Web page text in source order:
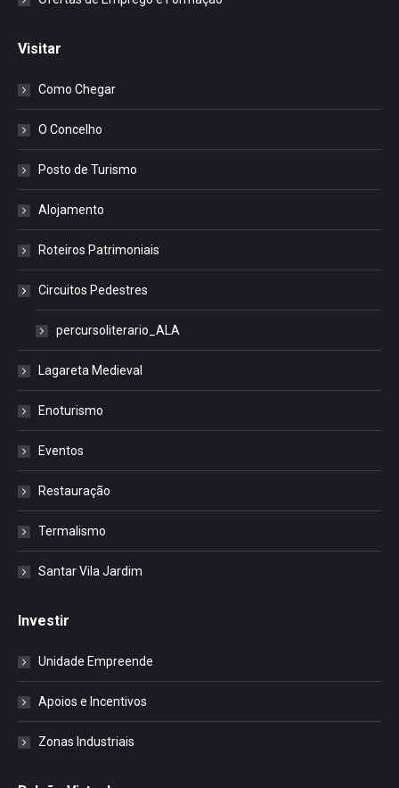
Visitar
Como Chegar
O Concelho
Posto de Turismo
Alojamento
Roteiros Patrimoniais
Circuitos Pedestres
percursoliterario_ALA
Lagareta Medieval
Enoturismo
Eventos
Restauração
Termalismo
Santar Vila Jardim
Investir
Unidade Empreende
Apoios e Incentivos
Zonas Industriais